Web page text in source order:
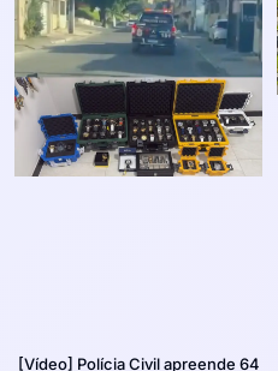
[Vídeo] Polícia Civil apreende 64